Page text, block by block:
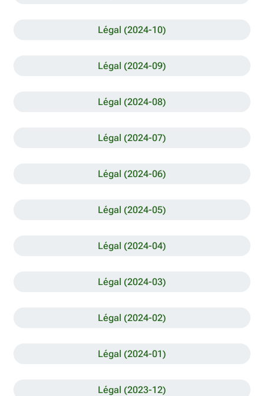
Légal (2024-10)
Légal (2024-09)
Légal (2024-08)
Légal (2024-07)
Légal (2024-06)
Légal (2024-05)
Légal (2024-04)
Légal (2024-03)
Légal (2024-02)
Légal (2024-01)
Légal (2023-12)